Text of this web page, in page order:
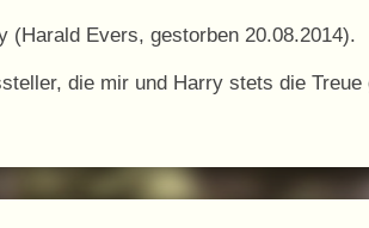
(Harald Evers, gestorben 20.08.2014).
die mir und Harry stets die Treue